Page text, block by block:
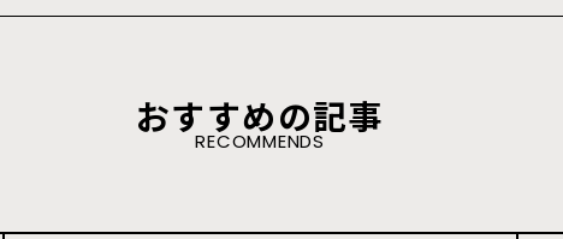
おすすめの記事
RECOMMENDS